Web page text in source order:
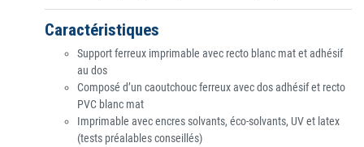
Caractéristiques
Support ferreux imprimable avec recto blanc mat et adhésif
au dos
Composé d’un caoutchouc ferreux avec dos adhésif et recto
PVC blanc mat
Imprimable avec encres solvants, éco-solvants, UV et latex
(tests préalables conseillés)